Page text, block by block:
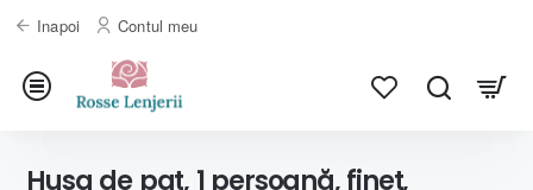
Inapoi Contul meu
Husa de pat, 1 persoană, finet,